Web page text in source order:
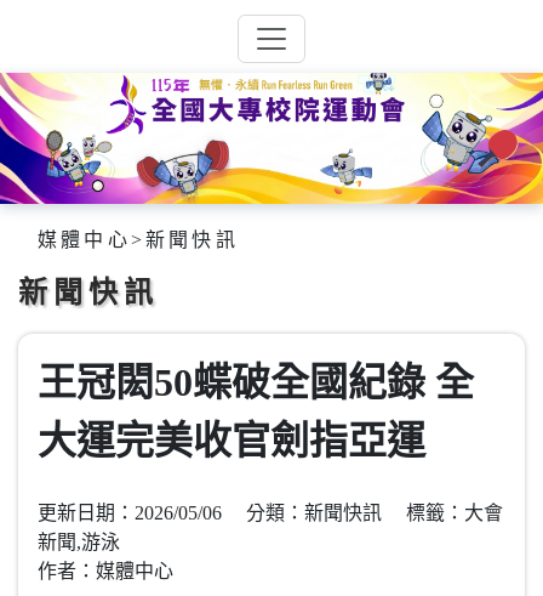
媒體中心>新聞快訊
新聞快訊
王冠閎50蝶破全國紀錄 全
大運完美收官劍指亞運
更新日期：2026/05/06 分類：新聞快訊 標籤：大會
新聞,游泳
作者：媒體中心